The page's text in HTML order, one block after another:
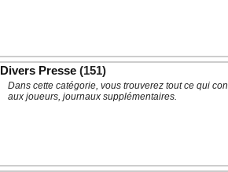
Divers Presse (151)
Dans cette catégorie, vous trouverez tout ce qui
aux joueurs, journaux supplémentaires.